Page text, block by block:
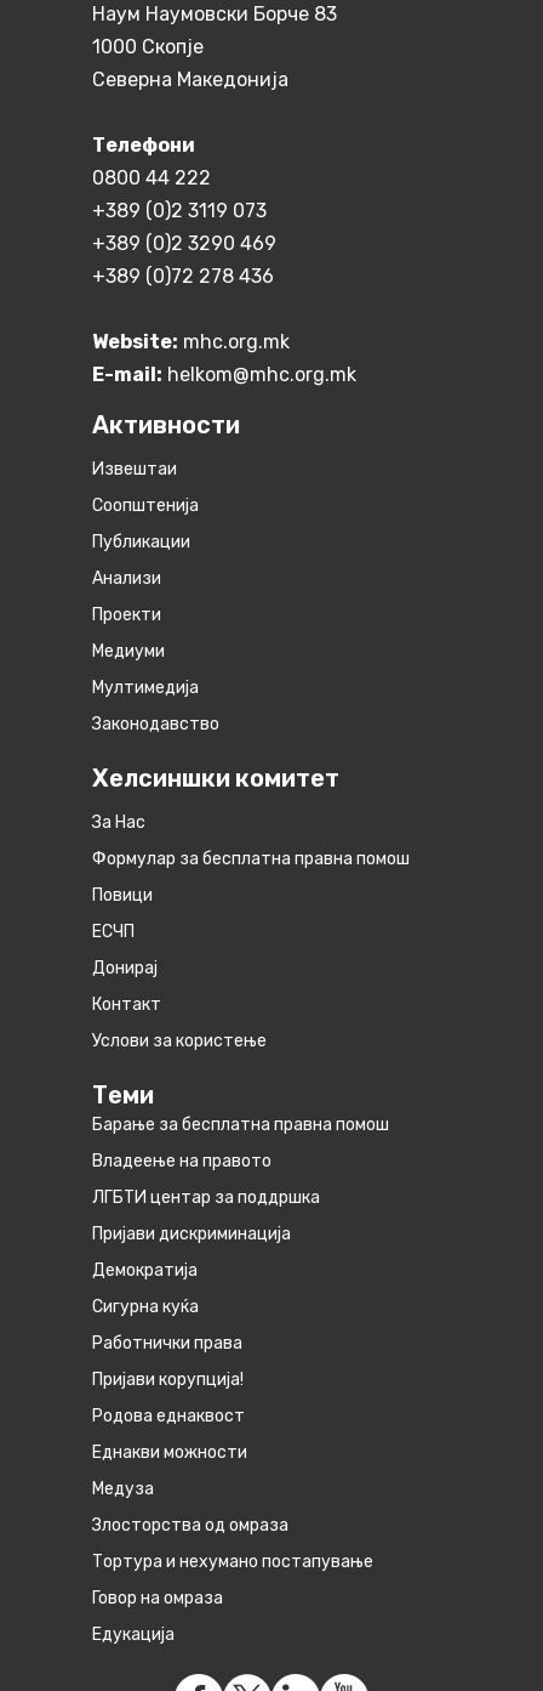
Наум Наумовски Борче 83
1000 Скопје
Северна Македонија
Телефони
0800 44 222
+389 (0)2 3119 073
+389 (0)2 3290 469
+389 (0)72 278 436
Website: mhc.org.mk
E-mail: helkom@mhc.org.mk
Активности
Извештаи
Соопштенија
Публикации
Анализи
Проекти
Медиуми
Мултимедија
Законодавство
Хелсиншки комитет
За Нас
Формулар за бесплатна правна помош
Повици
ЕСЧП
Донирај
Контакт
Услови за користење
Теми
Барање за бесплатна правна помош
Владеење на правото
ЛГБТИ центар за поддршка
Пријави дискриминација
Демократија
Сигурна куќа
Работнички права
Пријави корупција!
Родова еднаквост
Eднакви можности
Медуза
Злосторства од омраза
Тортура и нехумано постапување
Говор на омраза
Едукација